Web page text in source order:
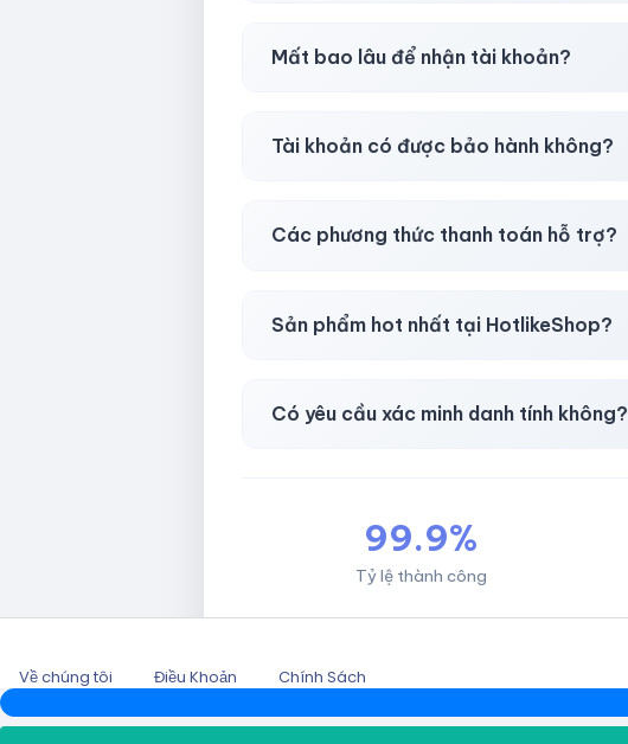
Về chúng tôi Điều Khoản
Chính Sách
Mất bao lâu để nhận tài khoản?
Tài khoản có được bảo hành không?
Các phương thức thanh toán hỗ trợ?
Sản phẩm hot nhất tại HotlikeShop?
Có yêu cầu xác minh danh tính không?
99.9%
Tỷ lệ thành công